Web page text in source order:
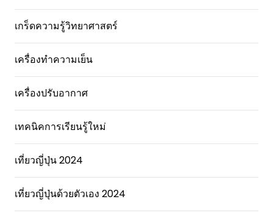
เกร็ดความรู้วิทยาศาสตร์
เครื่องทำความเย็น
เครื่องปรับอากาศ
เทคนิคการเรียนรู้ใหม่
เที่ยวญี่ปุ่น 2024
เที่ยวญี่ปุ่นด้วยตัวเอง 2024